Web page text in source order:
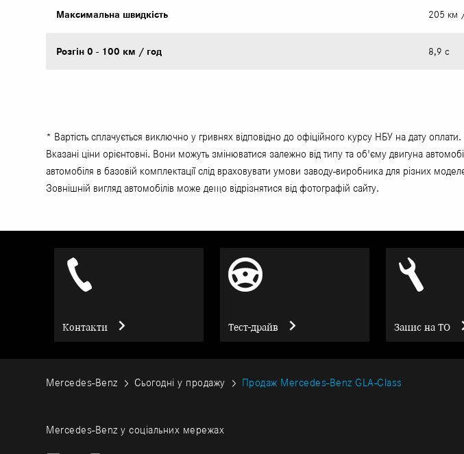
Максимальна швидкість 205 км
Розгін 0 - 100 км / год 8,9 с
* Вартість сплачується виключно у гривнях відповідно до офіційного курсу НБУ на дату оплати.
Вказані ціни орієнтовні. Вони можуть змінюватися залежно від типу та об'єму двигуна
автомобіля в базовій комплектації слід враховувати умови заводу-виробника для різних
Зовнішній вигляд автомобілів може дещо відрізнятися від фотографій сайту.
Контакти Тест-драйв Запис на ТО
Mercedes-Benz Сьогодні у продажу Продаж Mercedes-Benz GLA-Class
Mercedes-Benz у соціальних мережах